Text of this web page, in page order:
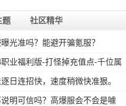
题 社区精华
光准吗？能避开骗氪服？
业福利版-打怪掉充值点-千位属
日连招快，速度稍微快准狠。
明可信吗？高爆服会不会是噱